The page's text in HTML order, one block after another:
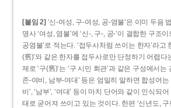
[붙임 2] ‘신-여성, 구-여성, 공-염불’은 이미 두음
명사 ‘여성, 염불’에 ‘신-, 구-, 공-’이 결합한 구조
공염불’로 적는다. ‘접두사처럼 쓰이는 한자’라고
(舊)’와 같은 한자를 접두사로만 단정하기 어렵다
제로 ‘구(舊)’는 ‘구 시민 회관’과 같은 구성에서는
존­-여비, 남부-­여대’ 등은 엄밀히 말하면 합성어는
비’, ‘남부’, ‘여대’ 등이 마치 단어와 같이 인식되
태로 굳어져 쓰이고 있는 것이다. 한편 ‘신년도, 구